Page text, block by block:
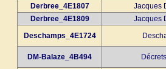
Derbree_4E1807
Jacques
Derbree_4E1809
Jacques
Deschamps_4E1724
DM-Balaze_4B494